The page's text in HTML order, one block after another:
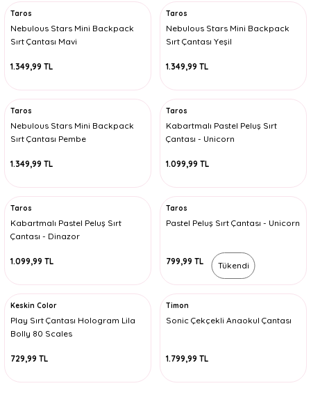
Taros
Nebulous Stars Mini Backpack
Sırt Çantası Mavi
1.349,99 TL
Taros
Nebulous Stars Mini Backpack
Sırt Çantası Yeşil
1.349,99 TL
Taros
Nebulous Stars Mini Backpack
Sırt Çantası Pembe
1.349,99 TL
Taros
Kabartmalı Pastel Peluş Sırt
Çantası - Unicorn
1.099,99 TL
Taros
Kabartmalı Pastel Peluş Sırt
Çantası - Dinazor
1.099,99 TL
Taros
Pastel Peluş Sırt Çantası - Unicorn
799,99 TL
Keskin Color
Play Sırt Çantası Hologram Lila
Bolly 80 Scales
729,99 TL
Tükendi
Timon
Sonic Çekçekli Anaokul Çantası
1.799,99 TL